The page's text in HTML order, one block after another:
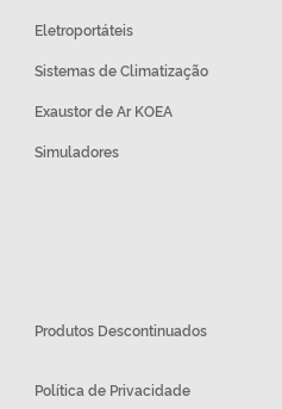
Eletroportáteis
Sistemas de Climatização
Exaustor de Ar KOEA
Simuladores
Produtos Descontinuados
Política de Privacidade